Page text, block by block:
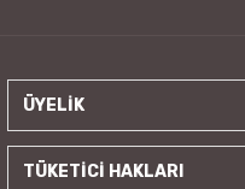
ÜYELİK
TÜKETİCİ HAKLARI